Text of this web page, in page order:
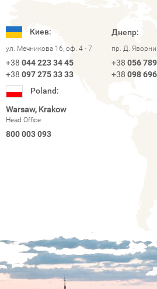
Киев:
ул. Мечникова 16, оф. 4 - 7
+38 044 223 34 45
+38 097 275 33 33
Днепр:
пр. Д.
+38 056
+38 098
Poland:
Warsaw, Krakow
Head Office
800 003 093